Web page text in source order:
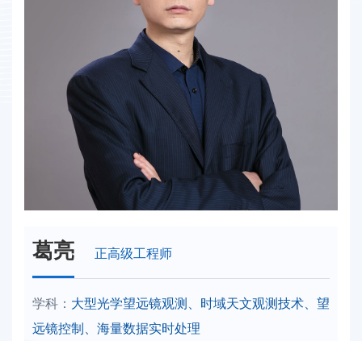
葛亮 正高级工程师
学科： 大型光学望远镜观测、时域天文观测技术、望
远镜控制、海量数据实时处理